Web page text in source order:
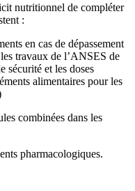
nutritionnel de compléter
:
en cas de dépassement
travaux de l’ANSES de
sécurité et les doses
alimentaires pour les
combinées dans les
pharmacologiques.